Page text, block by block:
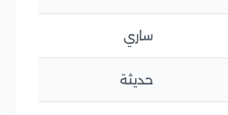
ساري
حديثة